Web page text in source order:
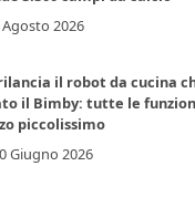
Agosto 2026
il robot da cucina
il Bimby: tutte le
piccolissimo
Giugno 2026